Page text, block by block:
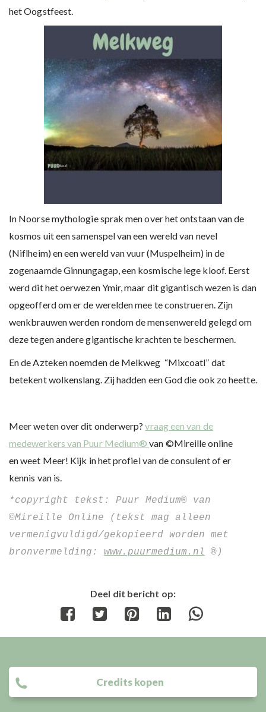
het Oogstfeest.
In Noorse mythologie sprak men over het ontstaan van de
kosmos uit een samenspel van een wereld van nevel
(Niflheim) en een wereld van vuur (Muspelheim) in de
zogenaamde Ginnungagap, een kosmische lege kloof. Eerst
werd dit het oerwezen Ymir, maar dit gigantisch wezen is dan
opgeofferd om er de werelden mee te construeren. Zijn
wenkbrauwen werden rondom de mensenwereld gelegd om
deze tegen andere gigantische krachten te beschermen.
En de Azteken noemden de Melkweg “Mixcoatl” dat
betekent wolkenslang. Zij hadden een God die ook zo heette.
Meer weten over dit onderwerp?vraag een van de
medewerkers van Puur Medium®van ©Mireille online
en weet Meer! Kijk in het profiel van de consulent of er
kennis van is.
*copyright tekst: Puur Medium® van
©Mireille Online (tekst mag alleen
vermenigvuldigd/gekopieerd worden met
bronvermelding: www.puurmedium.nl ®)
Deel dit bericht op:
Share
Share
Share
Share
Credits kopen